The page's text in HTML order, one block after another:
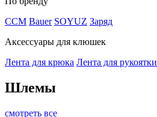
CCM Bauer SOYUZ Заряд
Аксессуары для клюшек
Лента для крюка Лента для рукоятки
Шлемы
смотреть все